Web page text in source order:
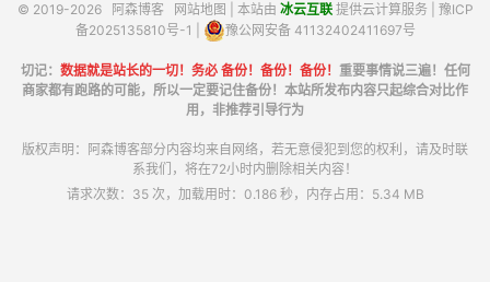
© 2019-2026 阿森博客 网站地图 | 本站由 冰云互联提供云计算服务 | 豫ICP
备2025135810号-1
豫公网安备 41132402411697号
切记： 数据就是站长的一切！务必 备份！备份！备份！ 重要事情说三遍！任何
商家都有跑路的可能，所以一定要记住备份！本站所发布内容只起综合对比作
用，非推荐引导行为
版权声明：阿森博客部分内容均来自网络，若无意侵犯到您的权利，请及时联
系我们，将在72小时内删除相关内容！
请求次数：35 次，加载用时：0.186 秒，内存占用：5.34 MB